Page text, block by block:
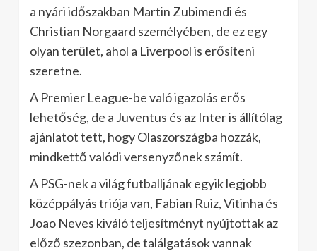
a nyári időszakban Martin Zubimendi és
Christian Norgaard személyében, de ez egy
olyan terület, ahol a Liverpool is erősíteni
szeretne.
A Premier League-be való igazolás erős
lehetőség, de a Juventus és az Inter is állítólag
ajánlatot tett, hogy Olaszországba hozzák,
mindkettő valódi versenyzőnek számít.
A PSG-nek a világ futballjának egyik legjobb
középpályás triója van, Fabian Ruiz, Vitinha és
Joao Neves kiváló teljesítményt nyújtottak az
előző szezonban, de találgatások vannak